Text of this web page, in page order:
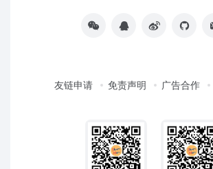
友链申请 免责声明 广告合作